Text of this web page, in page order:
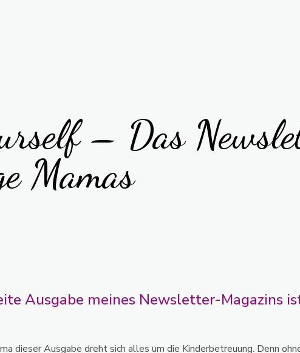
– Das
Mamas
Ausgabe meines Newsletter-Magazins
dieser Ausgabe dreht sich alles um die Kinderbetreuung. Denn